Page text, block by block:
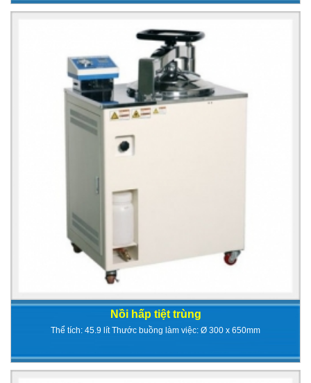
Nồi hấp tiệt trùng
Thể tích: 45.9 lít Thước buồng làm việc: Ø 300 x 650mm